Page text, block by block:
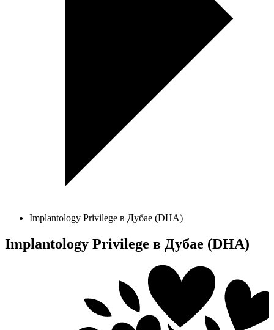
Implantology Privilege в Дубае (DHA)
Implantology Privilege в Дубае (DHA)